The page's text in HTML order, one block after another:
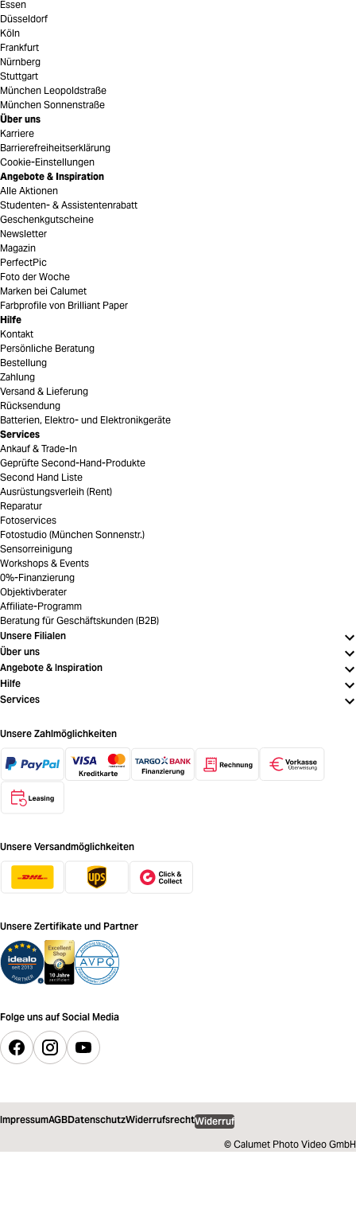
Essen
Düsseldorf
Köln
Frankfurt
Nürnberg
Stuttgart
München Leopoldstraße
München Sonnenstraße
Über uns
Karriere
Barrierefreiheitserklärung
Cookie-Einstellungen
Angebote & Inspiration
Alle Aktionen
Studenten- & Assistentenrabatt
Geschenkgutscheine
Newsletter
Magazin
PerfectPic
Foto der Woche
Marken bei Calumet
Farbprofile von Brilliant Paper
Hilfe
Kontakt
Persönliche Beratung
Bestellung
Zahlung
Versand & Lieferung
Rücksendung
Batterien, Elektro- und Elektronikgeräte
Services
Ankauf & Trade-In
Geprüfte Second-Hand-Produkte
Second Hand Liste
Ausrüstungsverleih (Rent)
Reparatur
Fotoservices
Fotostudio (München Sonnenstr.)
Sensorreinigung
Workshops & Events
0%-Finanzierung
Objektivberater
Affiliate-Programm
Beratung für Geschäftskunden (B2B)
Unsere Filialen
Über uns
Angebote & Inspiration
Hilfe
Services
Unsere Zahlmöglichkeiten
Unsere Versandmöglichkeiten
Unsere Zertifikate und Partner
Folge uns auf Social Media
ImpressumAGBDatenschutzWiderrufsrechtWiderruf
© Calumet Photo Video GmbH